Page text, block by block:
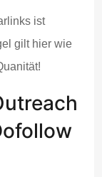
ist
gilt hier wie